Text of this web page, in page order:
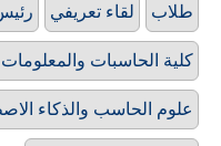
لقاء تعريفي طلاب
كلية الحاسبات
علوم الحاسب والذكاء